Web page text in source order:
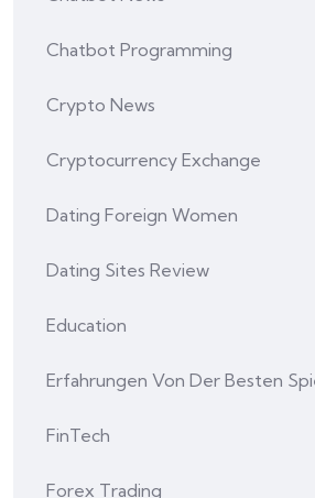
Chatbot Programming
Crypto News
Cryptocurrency Exchange
Dating Foreign Women
Dating Sites Review
Education
Erfahrungen Von Der Besten
FinTech
Forex Trading